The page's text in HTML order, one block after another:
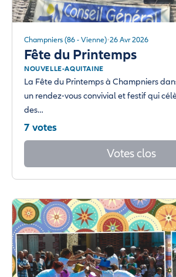
Champniers (86 - Vienne) 26 Avr 2026
Fête du Printemps
NOUVELLE-AQUITAINE
La Fête du Printemps à Champniers
un rendez-vous convivial et festif qui
des…
7 votes
Votes clos